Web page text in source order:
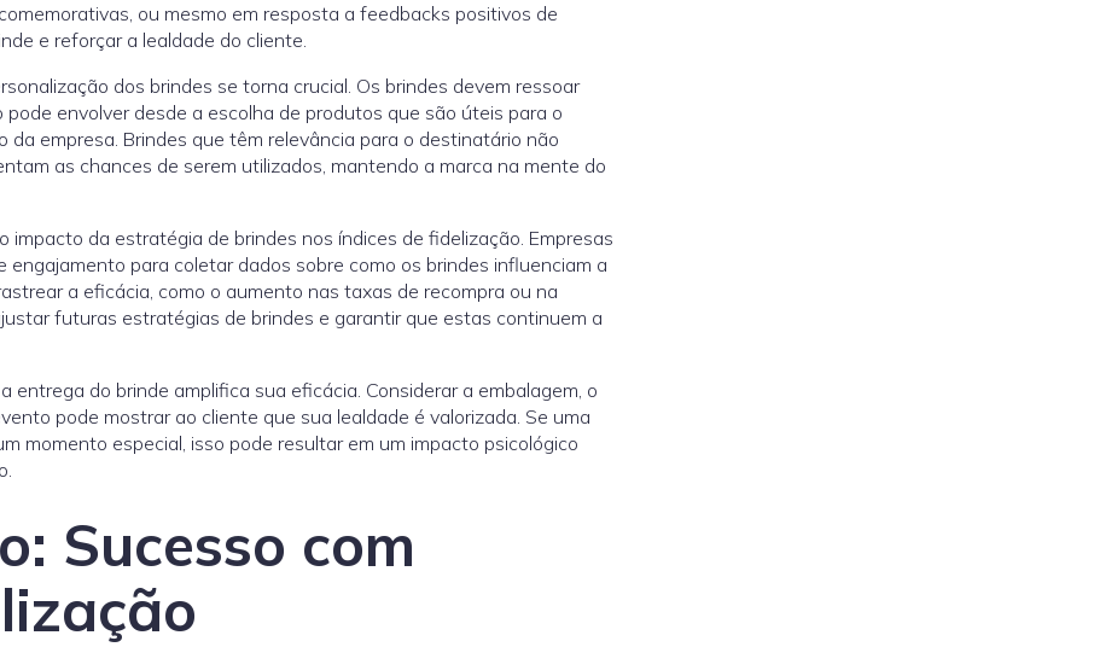
ou mesmo em resposta a feedbacks positivos de
e reforçar a lealdade do cliente.
dos brindes se torna crucial. Os brindes devem ressoar
envolver desde a escolha de produtos que são úteis para o
empresa. Brindes que têm relevância para o destinatário não
as chances de serem utilizados, mantendo a marca na mente do
da estratégia de brindes nos índices de fidelização. Empresas
para coletar dados sobre como os brindes influenciam a
a eficácia, como o aumento nas taxas de recompra ou na
futuras estratégias de brindes e garantir que estas continuem a
entrega do brinde amplifica sua eficácia. Considerar a embalagem, o
pode mostrar ao cliente que sua lealdade é valorizada. Se uma
momento especial, isso pode resultar em um impacto psicológico
Sucesso com